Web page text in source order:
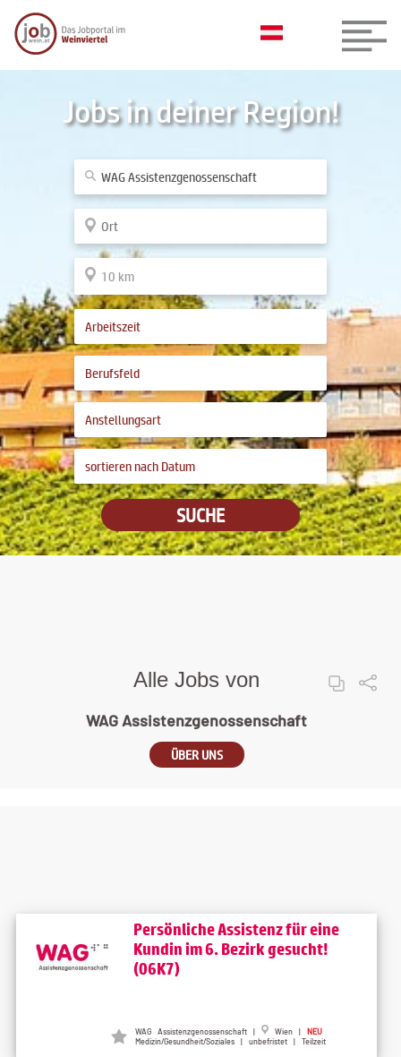
Jobs in deiner Region!
SUCHE
Alle Jobs von
WAG Assistenzgenossenschaft
ÜBER UNS
Persönliche Assistenz für eine
Kundin im 6. Bezirk gesucht!
(06K7)
WAG Assistenzgenossenschaft | Wien | NEU
Medizin/Gesundheit/Soziales | unbefristet | Teilzeit